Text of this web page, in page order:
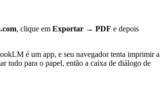
, clique em Exportar → PDF e depois
é um app, e seu navegador tenta imprimir a
tudo para o papel, então a caixa de diálogo de